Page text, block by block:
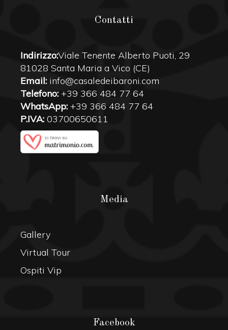
Contatti
Indirizzo:Viale Tenente Alberto Puoti, 29
81028 Santa Maria a Vico (CE)
Email: info@casaledeibaroni.com
Telefono: +39 366 484 77 64
WhatsApp: +39 366 484 77 64
P.IVA: 03700650611
Media
Gallery
Virtual Tour
Ospiti Vip
Facebook